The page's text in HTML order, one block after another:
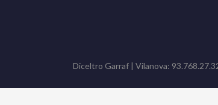
Diceltro Garraf | Vilanova: